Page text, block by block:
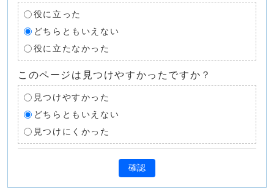
役に立った
どちらともいえない
役に立たなかった
このページは見つけやすかったですか？
見つけやすかった
どちらともいえない
見つけにくかった
確認